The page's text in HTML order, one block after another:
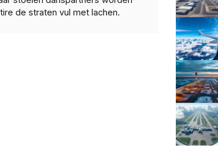
de straten vul met lachen.